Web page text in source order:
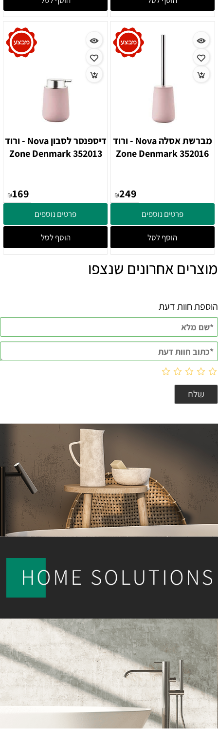
מברשת אסלה Nova - ורוד
352016 Zone Denmark
₪249
פרטים נוספים
הוסף לסל
דיספנסר לסבון Nova - ורוד
352013 Zone Denmark
₪169
פרטים נוספים
הוסף לסל
מוצרים אחרונים שנצפו
הוספת חוות דעת